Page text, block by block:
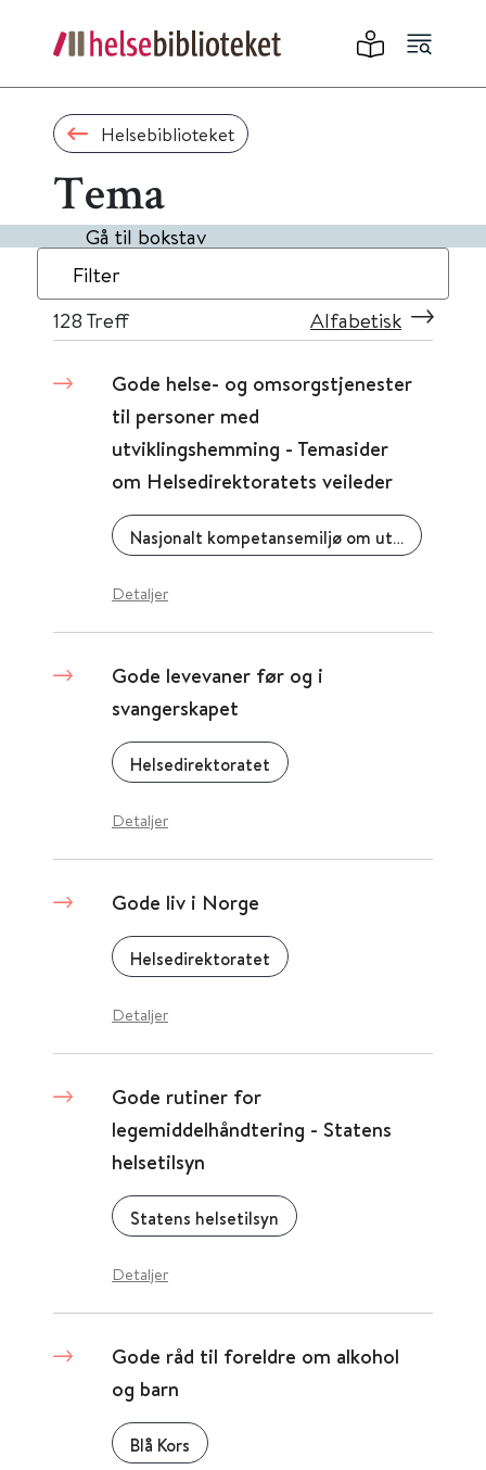
Helsebiblioteket
Tema
Gå til bokstav
Filter
128 Treff Alfabetisk
Gode helse- og omsorgstjenester
til personer med
utviklingshemming - Temasider
om Helsedirektoratets veileder
Nasjonalt kompetansemiljø om utviklingshemning (NAKU)
Detaljer
Gode levevaner før og i
svangerskapet
Helsedirektoratet
Detaljer
Gode liv i Norge
Helsedirektoratet
Detaljer
Gode rutiner for
legemiddelhåndtering - Statens
helsetilsyn
Statens helsetilsyn
Detaljer
Gode råd til foreldre om alkohol
og barn
Blå Kors